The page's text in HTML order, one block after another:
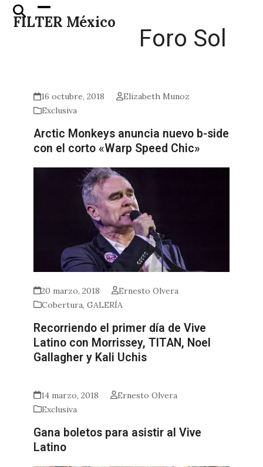
Skip
FILTER México
Open
mobile
Close
mobile
Foro Sol
16 octubre, 2018
Elizabeth Munoz
Exclusiva
Arctic Monkeys anuncia nuevo b-side
con el corto «Warp Speed Chic»
20 marzo, 2018
Ernesto Olvera
Cobertura,GALERÍA
Recorriendo el primer día de Vive
Latino con Morrissey, TITAN, Noel
Gallagher y Kali Uchis
14 marzo, 2018
Ernesto Olvera
Exclusiva
Gana boletos para asistir al Vive
Latino